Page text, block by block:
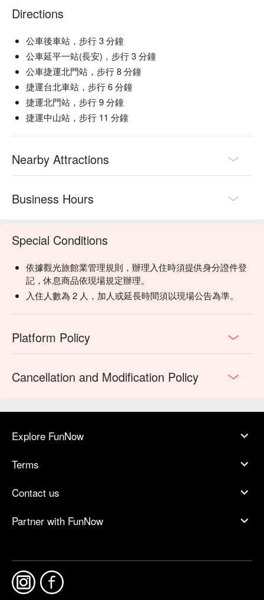
Directions
公車後車站，步行 3 分鐘
公車延平一站(長安)，步行 3 分鐘
公車捷運北門站，步行 8 分鐘
捷運台北車站，步行 6 分鐘
捷運北門站，步行 9 分鐘
捷運中山站，步行 11 分鐘
Nearby Attractions
Business Hours
Special Conditions
依據觀光旅館業管理規則，辦理入住時須提供身分證件登
記，休息商品依現場規定辦理。
入住人數為 2 人，加人或延長時間須以現場公告為準。
Platform Policy
Cancellation and Modification Policy
Explore FunNow
Terms
Contact us
Partner with FunNow